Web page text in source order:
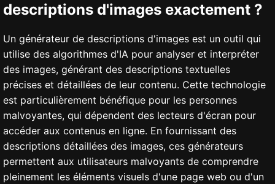
descriptions d'images exactement ?
Un générateur de descriptions d'images est un outil qui
utilise des algorithmes d'IA pour analyser et interpréter
des images, générant des descriptions textuelles
précises et détaillées de leur contenu. Cette technologie
est particulièrement bénéfique pour les personnes
malvoyantes, qui dépendent des lecteurs d'écran pour
accéder aux contenus en ligne. En fournissant des
descriptions détaillées des images, ces générateurs
permettent aux utilisateurs malvoyants de comprendre
pleinement les éléments visuels d'une page web ou d'un